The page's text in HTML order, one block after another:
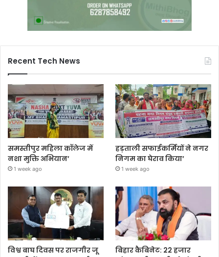
Recent Tech News
समस्तीपुर महिला कॉलेज में
नशा मुक्ति अभियान’
1 week ago
हड़ताली सफाईकर्मियों ने नगर
निगम का घेराव किया’
1 week ago
विश्व बाघ दिवस पर राजगीर जू
बिहार कैबिनेट: 22 हजार